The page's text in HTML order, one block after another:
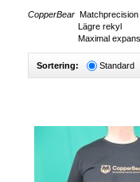
CopperBear Matchprecision
Lägre rekyl
Maximal
Sortering: Standard